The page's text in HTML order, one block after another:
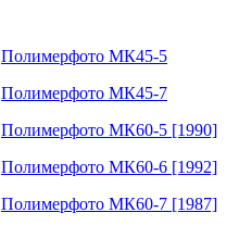
Полимерфото МК45-5
Полимерфото МК45-7
Полимерфото МК60-5 [1990]
Полимерфото МК60-6 [1992]
Полимерфото МК60-7 [1987]